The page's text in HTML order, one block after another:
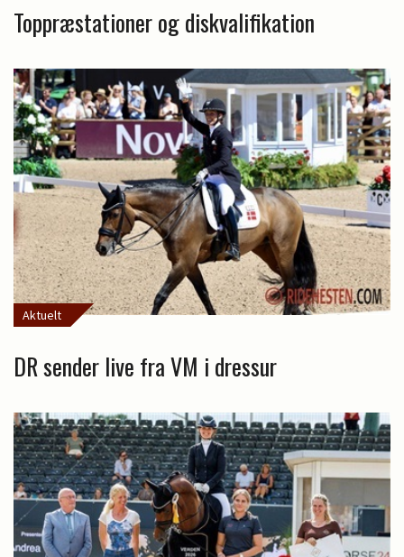
Toppræstationer og diskvalifikation
Aktuelt
DR sender live fra VM i dressur